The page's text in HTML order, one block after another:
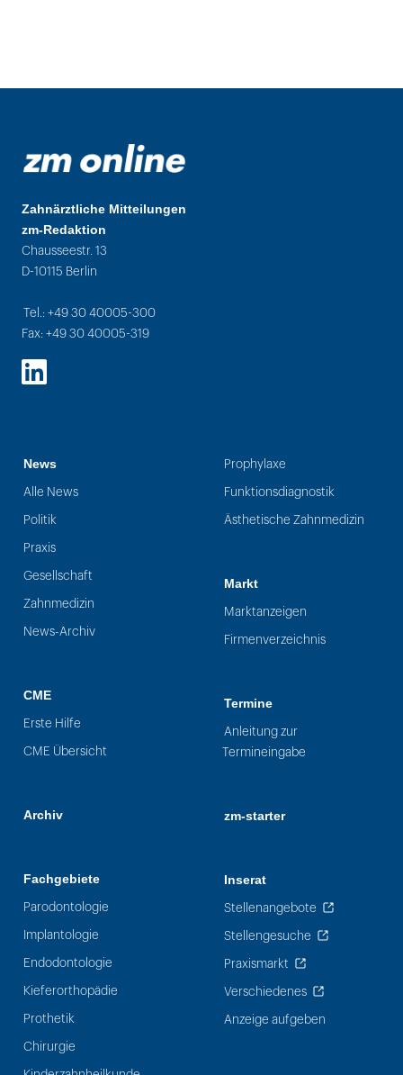
Zahnärztliche Mitteilungen
zm-Redaktion
Chausseestr. 13
D-10115 Berlin
Tel.: +49 30 40005-300
Fax: +49 30 40005-319
LinkedIn
News
Alle News
Politik
Praxis
Gesellschaft
Zahnmedizin
News-Archiv
CME
Erste Hilfe
CME Übersicht
Archiv
Fachgebiete
Parodontologie
Implantologie
Endodontologie
Kieferorthopädie
Prothetik
Chirurgie
Prophylaxe
Funktionsdiagnostik
Ästhetische Zahnmedizin
Markt
Marktanzeigen
Firmenverzeichnis
Termine
Anleitung zur
Termineingabe
zm-starter
Inserat
Stellenangebote
Stellengesuche
Praxismarkt
Verschiedenes
Anzeige aufgeben